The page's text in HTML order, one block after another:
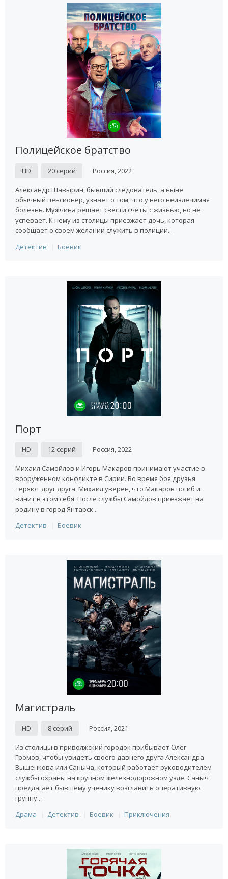
Полицейское братство
HD 20 серий Россия, 2022
Александр Шавырин, бывший следователь, а ныне
обычный пенсионер, узнает о том, что у него неизлечимая
болезнь. Мужчина решает свести счеты с жизнью, но не
успевает. К нему из столицы приезжает дочь, которая
сообщает о своем желании служить в полиции...
Детектив
Боевик
Порт
HD 12 серий Россия, 2022
Михаил Самойлов и Игорь Макаров принимают участие в
вооруженном конфликте в Сирии. Во время боя друзья
теряют друг друга. Михаил уверен, что Макаров погиб и
винит в этом себя. После службы Самойлов приезжает на
родину в город Янтарск...
Детектив
Боевик
Магистраль
HD 8 серий Россия, 2021
Из столицы в приволжский городок прибывает Олег
Громов, чтобы увидеть своего давнего друга Александра
Вышенкова или Саныча, который работает руководителем
службы охраны на крупном железнодорожном узле. Саныч
предлагает бывшему ученику возглавить оперативную
группу...
Драма
Детектив Боевик Приключения